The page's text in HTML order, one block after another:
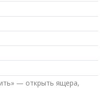
— открыть ящера,